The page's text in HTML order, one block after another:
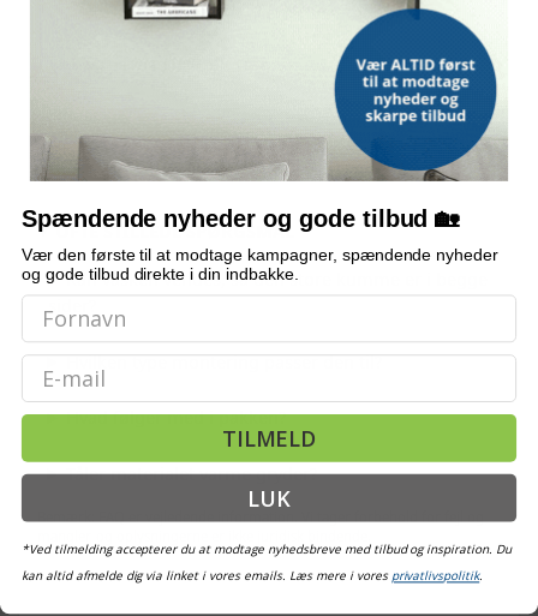
Afløbssi og dæksel i rustfrit stål
OFTE STILLEDE SPØRGSMÅL
Kan vasken vendes, så den store kumme er i begge
sider?
Hvilken type montering passer den til?
Hvad følger med i pakken?
Tåler materialet varme gryder?
Bemærk: FAQ er vejledende information. Vi tager forbehold for fejl og
Spændende nyheder og gode tilbud 🏡
Vær den første til at modtage kampagner, spændende nyheder
og gode tilbud direkte i din indbakke.
Email
TILMELD
LUK
*Ved tilmelding accepterer du at modtage nyhedsbreve med tilbud og inspiration. Du
kan altid afmelde dig via linket i vores emails. Læs mere i vores privatlivspolitik.